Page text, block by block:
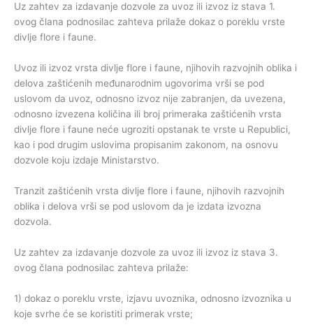
Uz zahtev za izdavanje dozvole za uvoz ili izvoz iz stava 1.
ovog člana podnosilac zahteva prilaže dokaz o poreklu vrste
divlje flore i faune.
Uvoz ili izvoz vrsta divlje flore i faune, njihovih razvojnih oblika i
delova zaštićenih međunarodnim ugovorima vrši se pod
uslovom da uvoz, odnosno izvoz nije zabranjen, da uvezena,
odnosno izvezena količina ili broj primeraka zaštićenih vrsta
divlje flore i faune neće ugroziti opstanak te vrste u Republici,
kao i pod drugim uslovima propisanim zakonom, na osnovu
dozvole koju izdaje Ministarstvo.
Tranzit zaštićenih vrsta divlje flore i faune, njihovih razvojnih
oblika i delova vrši se pod uslovom da je izdata izvozna
dozvola.
Uz zahtev za izdavanje dozvole za uvoz ili izvoz iz stava 3.
ovog člana podnosilac zahteva prilaže:
1) dokaz o poreklu vrste, izjavu uvoznika, odnosno izvoznika u
koje svrhe će se koristiti primerak vrste;